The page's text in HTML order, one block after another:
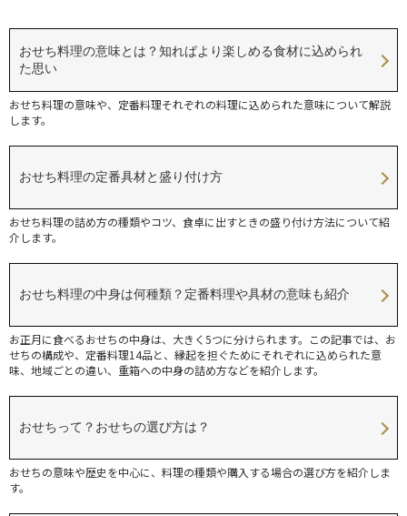
おせち料理の意味とは？知ればより楽しめる食材に込められ
た思い
おせち料理の意味や、定番料理それぞれの料理に込められた意味について解説
します。
おせち料理の定番具材と盛り付け方
おせち料理の詰め方の種類やコツ、食卓に出すときの盛り付け方法について紹
介します。
おせち料理の中身は何種類？定番料理や具材の意味も紹介
お正月に食べるおせちの中身は、大きく5つに分けられます。この記事では、お
せちの構成や、定番料理14品と、縁起を担ぐためにそれぞれに込められた意
味、地域ごとの違い、重箱への中身の詰め方などを紹介します。
おせちって？おせちの選び方は？
おせちの意味や歴史を中心に、料理の種類や購入する場合の選び方を紹介しま
す。